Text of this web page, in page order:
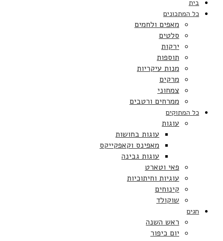
בית
כל המתכונים
מאפים ולחמים
סלטים
ירקות
תוספות
מנות עיקריות
מרקים
צמחוני
ממרחים ורטבים
כל המתוקים
עוגות
עוגות בחושות
מאפינס וקאפקייקס
עוגות גבינה
פאי וטארט
עוגיות וחיתוכיות
קינוחים
שוקולד
חגים
ראש השנה
יום כיפור